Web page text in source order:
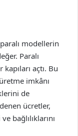
modellerin
Paralı
açtı. Bu
imkânı
de
ücretler,
bağlılıklarını